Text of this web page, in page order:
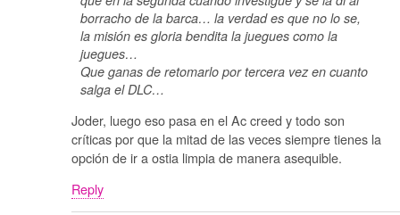
borracho de la barca… la verdad es que no lo se,
la misión es gloria bendita la juegues como la
juegues…
Que ganas de retomarlo por tercera vez en cuanto
salga el DLC…
Joder, luego eso pasa en el Ac creed y todo son
críticas por que la mitad de las veces siempre tienes la
opción de ir a ostia limpia de manera asequible.
Reply